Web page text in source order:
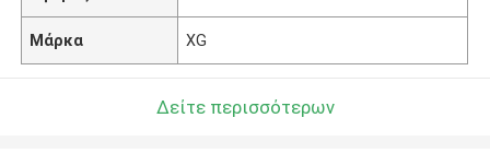
Μάρκα XG
Δείτε περισσότερων